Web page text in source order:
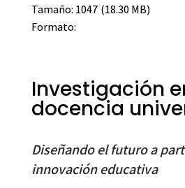
Tamaño: 1047 (18.30 MB)
Formato:
Investigación
docencia
Diseñando el futuro a
innovación educativa